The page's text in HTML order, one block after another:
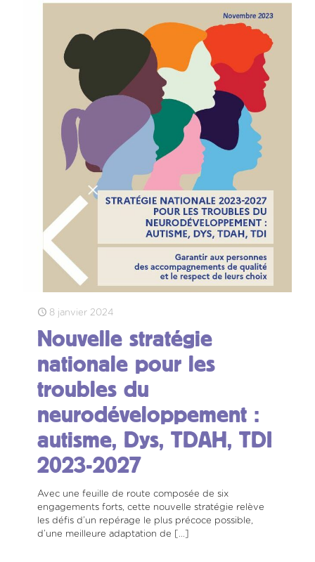
8 janvier 2024
Nouvelle stratégie
nationale pour les
troubles du
neurodéveloppement :
autisme, Dys, TDAH, TDI
2023-2027
Avec une feuille de route composée de six
engagements forts, cette nouvelle stratégie relève
les défis d’un repérage le plus précoce possible,
d’une meilleure adaptation de